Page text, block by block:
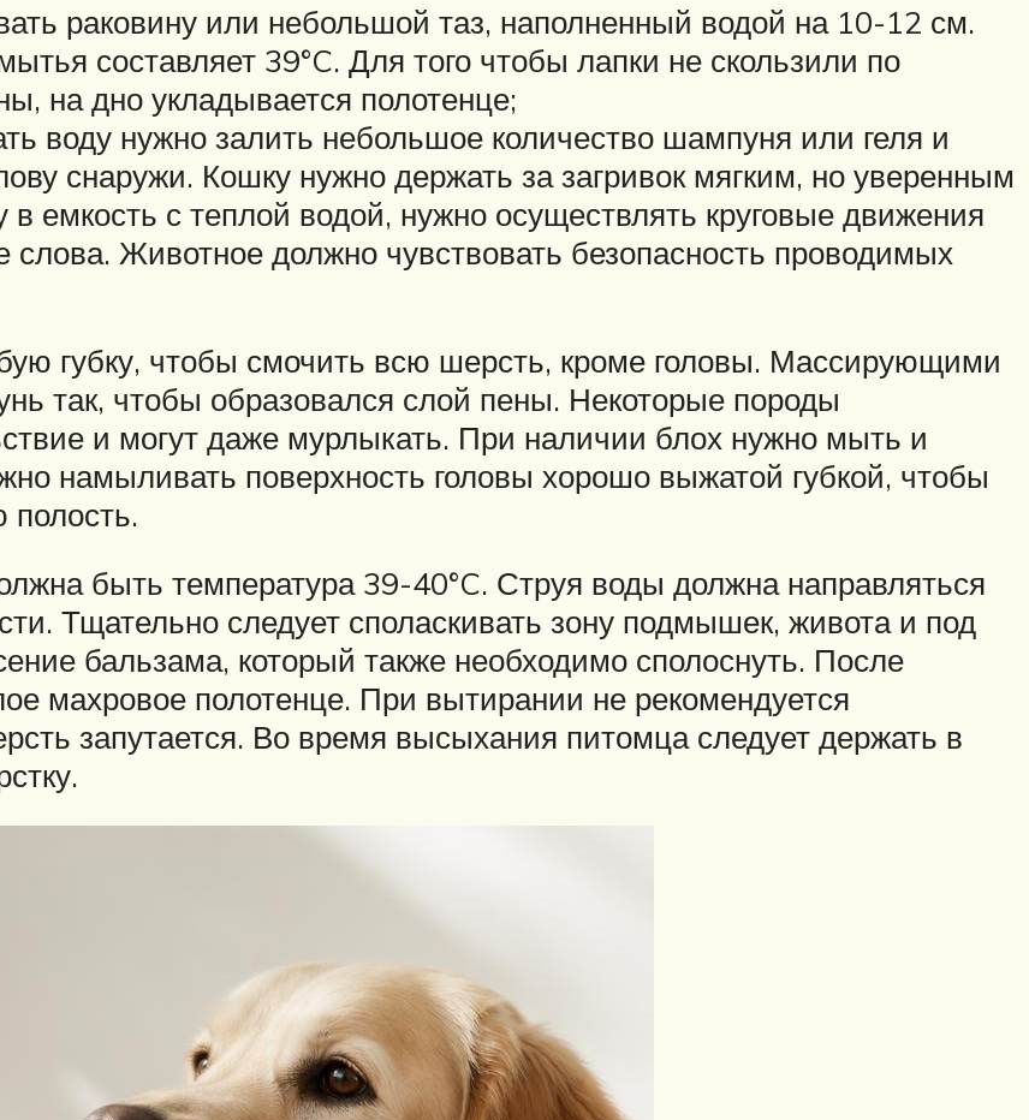
раковину или небольшой таз, наполненный водой на 10-12 см.
составляет 39°C. Для того чтобы лапки не скользили по
на дно укладывается полотенце;
воду нужно залить небольшое количество шампуня или геля и
снаружи. Кошку нужно держать за загривок мягким, но уверенным
емкость с теплой водой, нужно осуществлять круговые движения
слова. Животное должно чувствовать безопасность проводимых
губку, чтобы смочить всю шерсть, кроме головы. Массирующими
так, чтобы образовался слой пены. Некоторые породы
и могут даже мурлыкать. При наличии блох нужно мыть и
намыливать поверхность головы хорошо выжатой губкой, чтобы
полость.
быть температура 39-40°C. Струя воды должна направляться
Тщательно следует споласкивать зону подмышек, живота и под
бальзама, который также необходимо сполоснуть. После
махровое полотенце. При вытирании не рекомендуется
запутается. Во время высыхания питомца следует держать в